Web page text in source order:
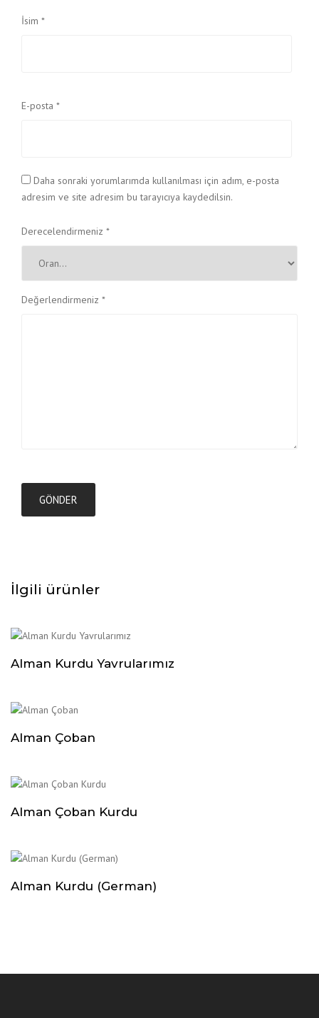
İsim *
E-posta *
Daha sonraki yorumlarımda kullanılması için adım, e-posta
adresim ve site adresim bu tarayıcıya kaydedilsin.
Derecelendirmeniz *
Değerlendirmeniz *
İlgili ürünler
Alman Kurdu Yavrularımız
Alman Çoban
Alman Çoban Kurdu
Alman Kurdu (German)